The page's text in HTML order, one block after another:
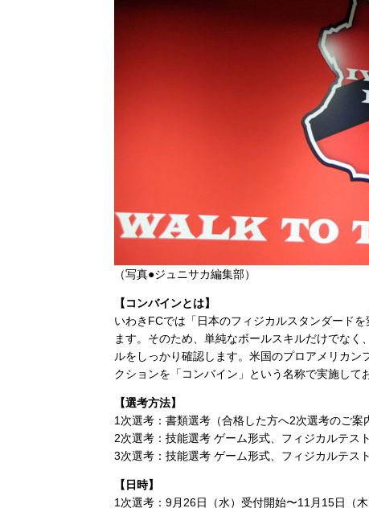
（写真●ジュニサカ編集部）
【コンバインとは】
いわきFCでは「日本のフィジカルスタンダード
ます。そのため、単純なボールスキルだけでな
ルをしっかり確認します。米国のプロアメリカ
クションを「コンバイン」という名称で実施して
【選考方法】
1次選考：書類選考（合格した方へ2次選考のご案
2次選考：技能選考 ゲーム形式、フィジカルテスト
3次選考：技能選考 ゲーム形式、フィジカルテスト
【日時】
1次選考：9月26日（水）受付開始〜11月15日（